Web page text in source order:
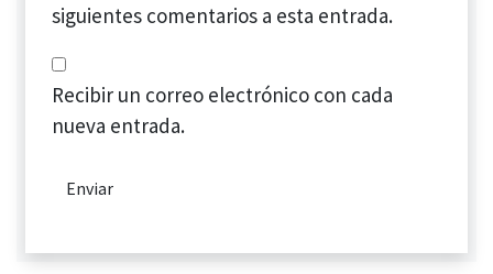
siguientes comentarios a esta entrada.
Recibir un correo electrónico con cada
nueva entrada.